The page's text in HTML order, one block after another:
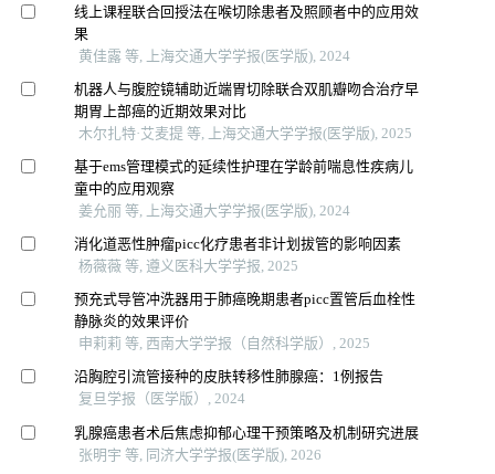
线上课程联合回授法在喉切除患者及照顾者中的应用效
果
黄佳露 等, 上海交通大学学报(医学版), 2024
机器人与腹腔镜辅助近端胃切除联合双肌瓣吻合治疗早
期胃上部癌的近期效果对比
木尔扎特·艾麦提 等, 上海交通大学学报(医学版), 2025
基于ems管理模式的延续性护理在学龄前喘息性疾病儿
童中的应用观察
姜允丽 等, 上海交通大学学报(医学版), 2024
消化道恶性肿瘤picc化疗患者非计划拔管的影响因素
杨薇薇 等, 遵义医科大学学报, 2025
预充式导管冲洗器用于肺癌晚期患者picc置管后血栓性
静脉炎的效果评价
申莉莉 等, 西南大学学报（自然科学版）, 2025
沿胸腔引流管接种的皮肤转移性肺腺癌：1例报告
复旦学报（医学版）, 2024
乳腺癌患者术后焦虑抑郁心理干预策略及机制研究进展
张明宇 等, 同济大学学报(医学版), 2026